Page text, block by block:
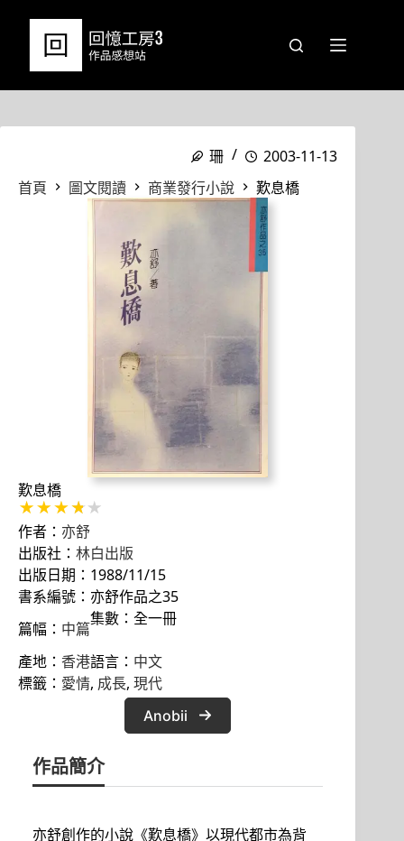
珊
2003-11-13
首頁
圖文閱讀 商業發行小說 歎息橋
歎息橋
作者： 亦舒
出版社： 林白出版
出版日期：1988/11/15
書系編號：亦舒作品之35
篇幅： 中篇
集數：全一冊
產地： 香港語言： 中文
標籤： 愛情, 成長, 現代
Anobii
作品簡介
亦舒創作的小說《歎息橋》以現代都市為背